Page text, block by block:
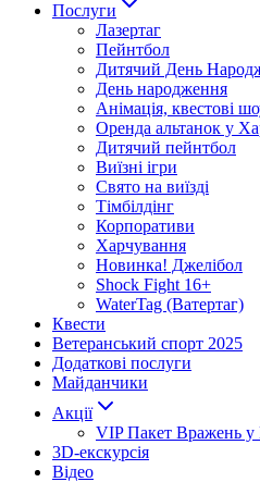
Послуги
Лазертаг
Пейнтбол
Дитячий День
День народження
Анімація, квестові
Оренда альтанок у
Дитячий пейнтбол
Виїзні ігри
Свято на виїзді
Тімбілдінг
Корпоративи
Харчування
Новинка! Джелібол
Shock Fight 16+
WaterTag (Ватертаг)
Квести
Ветеранський спорт 2025
Додаткові послуги
Майданчики
Акції
VIP Пакет Вражень
3D-екскурсія
Відео